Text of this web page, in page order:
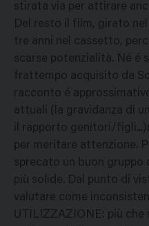
stirata via per attirare
Del resto il film, girato
tre anni nel cassetto,
scarse potenzialità. Né é
frattempo acquisito da
racconto é
attuali (la gravidanza di
il rapporto genitori/
per meritare attenzione.
sprecato un buon
più solide. Dal punto di
valutare come
UTILIZZAZIONE: più che